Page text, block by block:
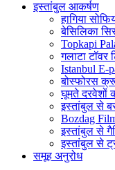
इस्तांबुल आकर्षण
हागिया
बेसिलिका
Topkapi
गलाटा टॉवर
Istanbul E-
बोस्फोरस
घूमते दरवेशों
इस्तांबुल से
Bozdag
इस्तांबुल से
इस्तांबुल से
समूह अनुरोध